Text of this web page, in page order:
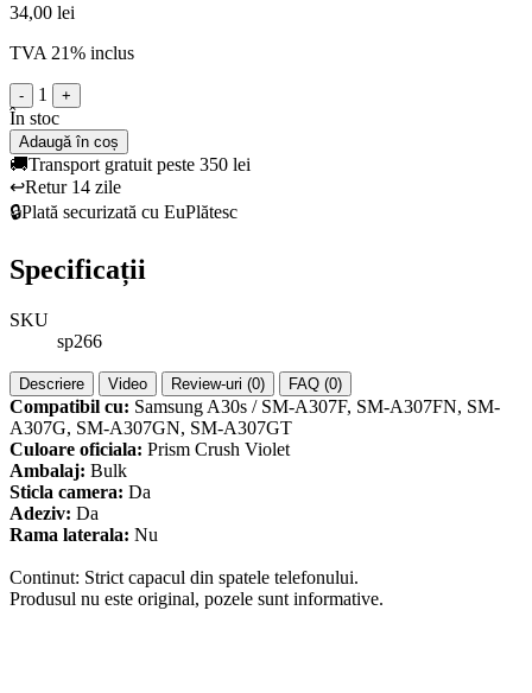
34,00 lei
TVA 21% inclus
- 1 +
În stoc
Adaugă în coș
🚚Transport gratuit peste 350 lei
↩️Retur 14 zile
🔒Plată securizată cu EuPlătesc
Specificații
SKU
sp266
Descriere Video Review-uri (0) FAQ (0)
Compatibil cu: Samsung A30s / SM-A307F, SM-A307FN, SM-
A307G, SM-A307GN, SM-A307GT
Culoare oficiala: Prism Crush Violet
Ambalaj: Bulk
Sticla camera: Da
Adeziv: Da
Rama laterala: Nu
Continut: Strict capacul din spatele telefonului.
Produsul nu este original, pozele sunt informative.